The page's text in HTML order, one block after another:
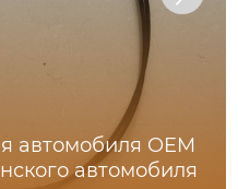
автомобиля OEM
автомобиля